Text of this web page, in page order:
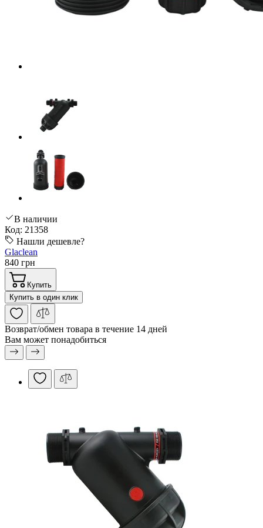
В наличии
Код: 21358
Нашли дешевле?
Glaclean
840 грн
Купить
Купить в один клик
Возврат/обмен товара в течение 14 дней
Вам может понадобиться